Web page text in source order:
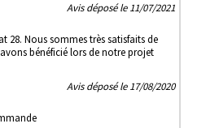
Avis déposé le 11/07/2021
28. Nous sommes très satisfaits de
bénéficié lors de notre projet
Avis déposé le 17/08/2020